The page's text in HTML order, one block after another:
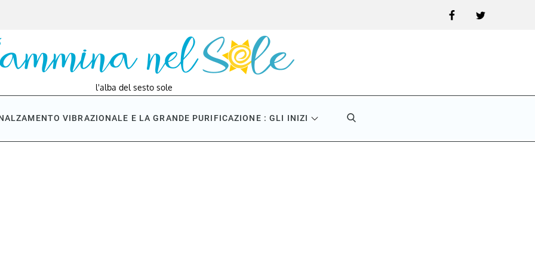
FacebookTwitter
l'alba del sesto sole
VIBRAZIONALE E LA GRANDE PURIFICAZIONE : GLI INIZI